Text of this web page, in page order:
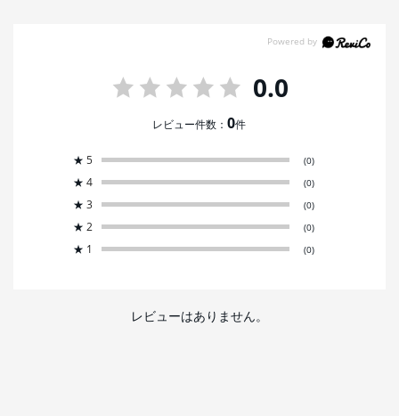
0.0
レビュー件数：0件
★ 5 (0)
★ 4 (0)
★ 3 (0)
★ 2 (0)
★ 1 (0)
レビューはありません。